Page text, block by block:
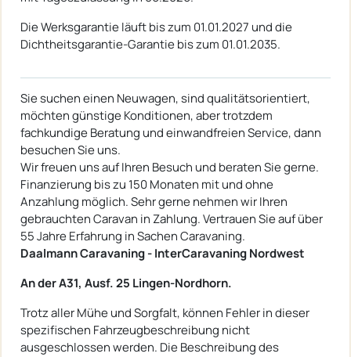
Die Werksgarantie läuft bis zum 01.01.2027 und die
Dichtheitsgarantie-Garantie bis zum 01.01.2035.
Sie suchen einen Neuwagen, sind qualitätsorientiert,
möchten günstige Konditionen, aber trotzdem
fachkundige Beratung und einwandfreien Service, dann
besuchen Sie uns.
Wir freuen uns auf Ihren Besuch und beraten Sie gerne.
Finanzierung bis zu 150 Monaten mit und ohne
Anzahlung möglich. Sehr gerne nehmen wir Ihren
gebrauchten Caravan in Zahlung. Vertrauen Sie auf über
55 Jahre Erfahrung in Sachen Caravaning.
Daalmann Caravaning - InterCaravaning Nordwest
An der A31, Ausf. 25 Lingen-Nordhorn.
Trotz aller Mühe und Sorgfalt, können Fehler in dieser
spezifischen Fahrzeugbeschreibung nicht
ausgeschlossen werden. Die Beschreibung des